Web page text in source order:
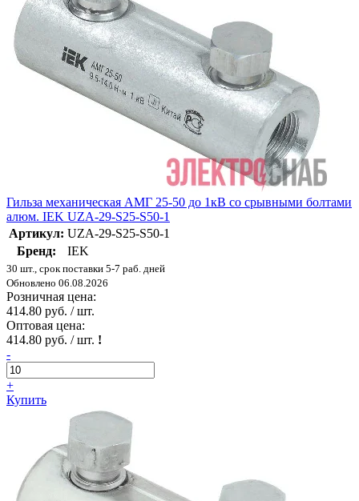
Гильза механическая АМГ 25-50 до 1кВ со срывными болтами
алюм. IEK UZA-29-S25-S50-1
Артикул: UZA-29-S25-S50-1
Бренд:
IEK
30 шт., срок поставки 5-7 раб. дней
Обновлено 06.08.2026
Розничная цена:
414.80 руб. / шт.
Оптовая цена:
414.80 руб. / шт. !
-
+
Купить